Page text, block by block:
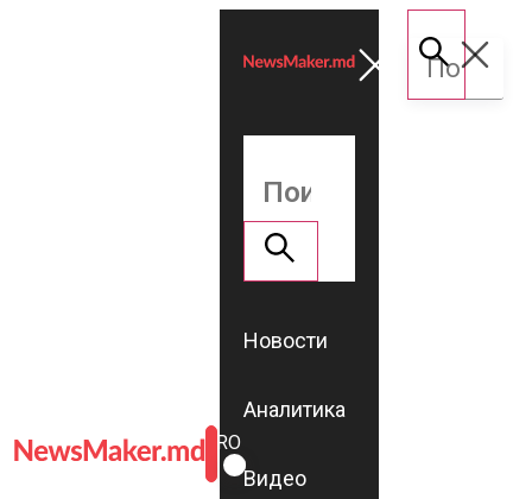
ROMÂNĂ
RU
Новости
Аналитика
Видео